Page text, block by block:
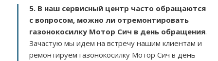
5. В наш сервисный центр часто обращаются
с вопросом, можно ли отремонтировать
газонокосилку Мотор Сич в день обращения.
Зачастую мы идем на встречу нашим клиентам и
ремонтируем газонокосилку Мотор Сич в день